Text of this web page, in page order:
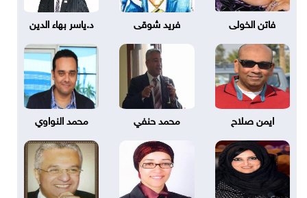
فاتن الخولى فريد شوقى د.ياسر بهاء الدين
ايمن صلاح محمد حنفي محمد النواوي